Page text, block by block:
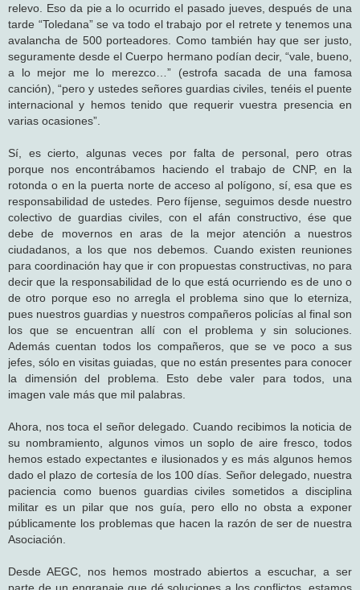
relevo. Eso da pie a lo ocurrido el pasado jueves, después de una
tarde “Toledana” se va todo el trabajo por el retrete y tenemos una
avalancha de 500 porteadores. Como también hay que ser justo,
seguramente desde el Cuerpo hermano podían decir, “vale, bueno,
a lo mejor me lo merezco…” (estrofa sacada de una famosa
canción), “pero y ustedes señores guardias civiles, tenéis el puente
internacional y hemos tenido que requerir vuestra presencia en
varias ocasiones”.
Sí, es cierto, algunas veces por falta de personal, pero otras
porque nos encontrábamos haciendo el trabajo de CNP, en la
rotonda o en la puerta norte de acceso al polígono, sí, esa que es
responsabilidad de ustedes. Pero fíjense, seguimos desde nuestro
colectivo de guardias civiles, con el afán constructivo, ése que
debe de movernos en aras de la mejor atención a nuestros
ciudadanos, a los que nos debemos. Cuando existen reuniones
para coordinación hay que ir con propuestas constructivas, no para
decir que la responsabilidad de lo que está ocurriendo es de uno o
de otro porque eso no arregla el problema sino que lo eterniza,
pues nuestros guardias y nuestros compañeros policías al final son
los que se encuentran allí con el problema y sin soluciones.
Además cuentan todos los compañeros, que se ve poco a sus
jefes, sólo en visitas guiadas, que no están presentes para conocer
la dimensión del problema. Esto debe valer para todos, una
imagen vale más que mil palabras.
Ahora, nos toca el señor delegado. Cuando recibimos la noticia de
su nombramiento, algunos vimos un soplo de aire fresco, todos
hemos estado expectantes e ilusionados y es más algunos hemos
dado el plazo de cortesía de los 100 días. Señor delegado, nuestra
paciencia como buenos guardias civiles sometidos a disciplina
militar es un pilar que nos guía, pero ello no obsta a exponer
públicamente los problemas que hacen la razón de ser de nuestra
Asociación.
Desde AEGC, nos hemos mostrado abiertos a escuchar, a ser
parte de un engranaje que dé soluciones a los conflictos, estamos